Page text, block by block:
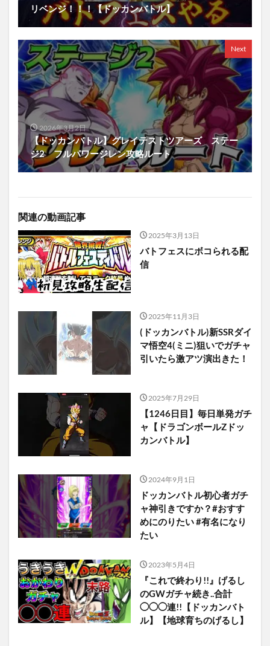
リベンジ！！！【ドッカンバトル】
Next
2026年3月2日
【ドッカンバトル】グレイテストツアーズ ステー
ジ2 フルパワージレン攻略ルート
関連の動画記事
2025年3月13日
バトフェスにボコられる配
信
2025年11月3日
(ドッカンバトル)新SSRダイ
マ悟空4(ミニ)狙いでガチャ
引いたら激アツ演出きた！
2025年7月29日
【1246日目】毎日単発ガチ
ャ【ドラゴンボールZドッ
カンバトル】
2024年9月1日
ドッカンバトル初心者ガチ
ャ神引きですか？#おすす
めにのりたい #有名になり
たい
2023年5月4日
『これで終わり!!』げるし
のGWガチャ続き..合計
◯◯◯連!!【ドッカンバト
ル】【地球育ちのげるし】